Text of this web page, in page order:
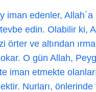
iman edenler,
edin. Olabilir ki,
örter ve altından
O gün Allah,
iman etmekte
Nurları, önlerinde